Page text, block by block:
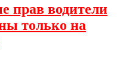
прав водители
только на